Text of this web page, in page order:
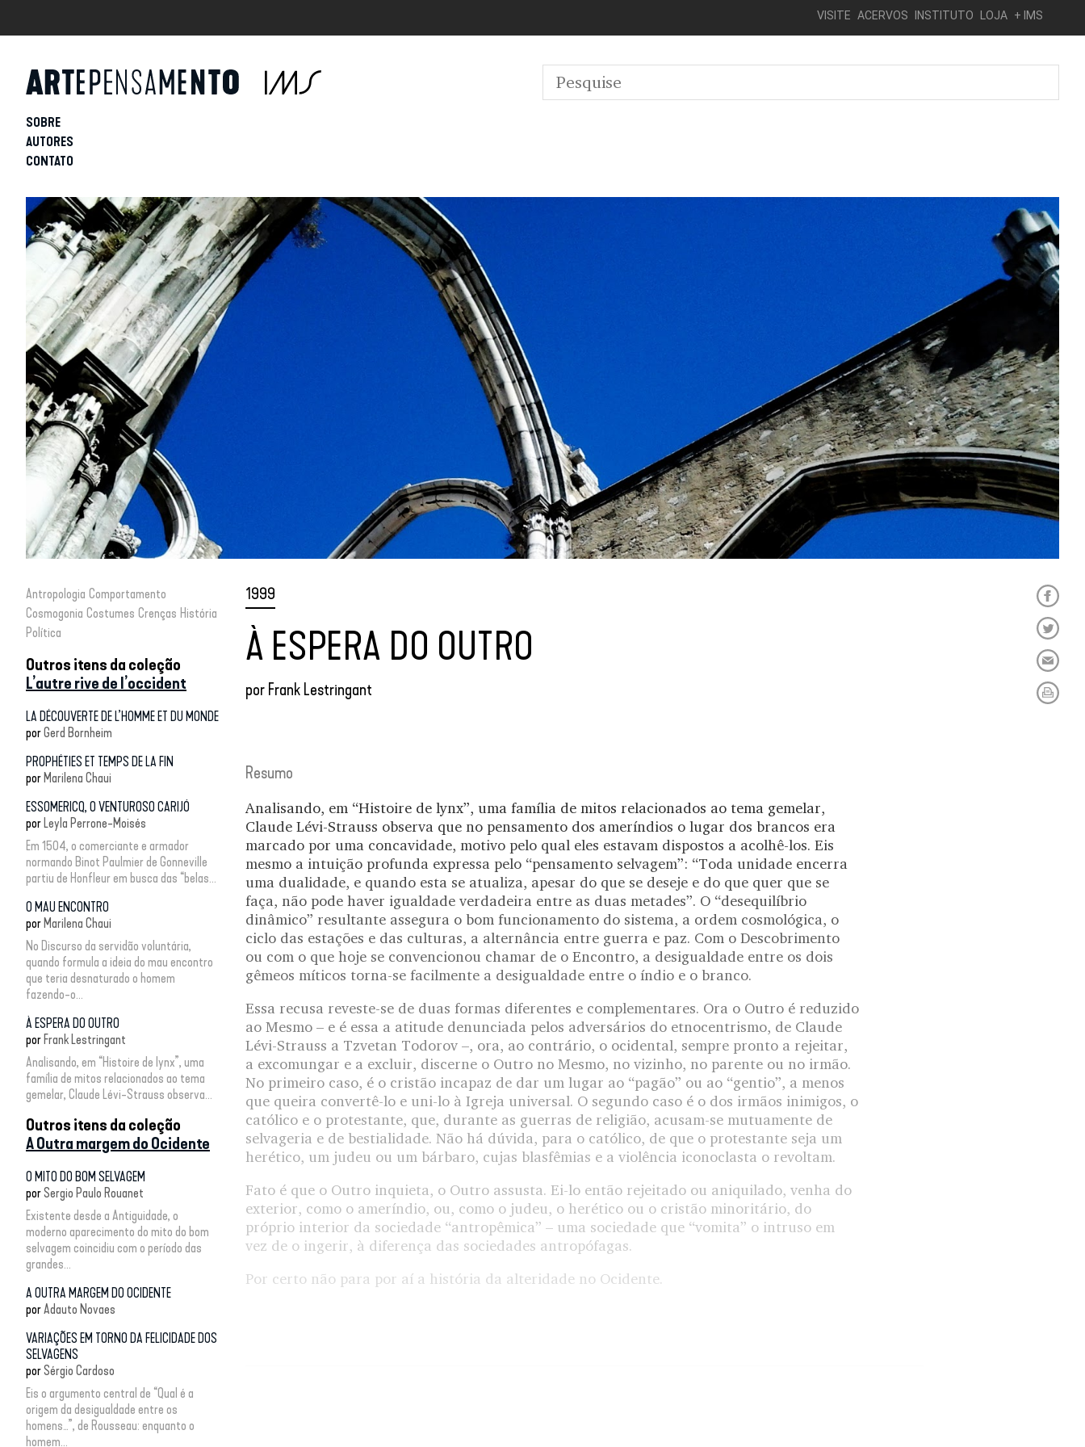
VISITE ACERVOS INSTITUTO LOJA + IMS
SOBRE
AUTORES
CONTATO
Antropologia Comportamento
Cosmogonia Costumes Crenças História
Política
Outros itens da coleção
L’autre rive de l’occident
LA DÉCOUVERTE DE L’HOMME ET DU MONDE
porGerd Bornheim
PROPHÉTIES ET TEMPS DE LA FIN
por Marilena Chaui
ESSOMERICQ, O VENTUROSO CARIJÓ
por Leyla Perrone-Moisés
Em 1504, o comerciante e armador
normando Binot Paulmier de Gonneville
partiu de Honfleur em busca das “belas...
O MAU ENCONTRO
por Marilena Chaui
No Discurso da servidão voluntária,
quando formula a ideia do mau encontro
que teria desnaturado o homem
fazendo-o...
À ESPERA DO OUTRO
por Frank Lestringant
Analisando, em “Histoire de lynx”, uma
família de mitos relacionados ao tema
gemelar, Claude Lévi-Strauss observa...
Outros itens da coleção
A Outra margem do Ocidente
O MITO DO BOM SELVAGEM
porSergio Paulo Rouanet
Existente desde a Antiguidade, o
moderno aparecimento do mito do bom
selvagem coincidiu com o período das
grandes...
A OUTRA MARGEM DO OCIDENTE
porAdauto Novaes
VARIAÇÕES EM TORNO DA FELICIDADE DOS
SELVAGENS
porSérgio Cardoso
Eis o argumento central de “Qual é a
origem da desigualdade entre os
homens…”, de Rousseau: enquanto o
homem...
1999
À ESPERA DO OUTRO
por Frank Lestringant
Resumo
Analisando, em “Histoire de lynx”, uma família de mitos relacionados ao tema gemelar,
Claude Lévi-Strauss observa que no pensamento dos ameríndios o lugar dos brancos era
marcado por uma concavidade, motivo pelo qual eles estavam dispostos a acolhê-los. Eis
mesmo a intuição profunda expressa pelo “pensamento selvagem”: “Toda unidade encerra
uma dualidade, e quando esta se atualiza, apesar do que se deseje e do que quer que se
faça, não pode haver igualdade verdadeira entre as duas metades”. O “desequilíbrio
dinâmico” resultante assegura o bom funcionamento do sistema, a ordem cosmológica, o
ciclo das estações e das culturas, a alternância entre guerra e paz. Com o Descobrimento
ou com o que hoje se convencionou chamar de o Encontro, a desigualdade entre os dois
gêmeos míticos torna-se facilmente a desigualdade entre o índio e o branco.
Essa recusa reveste-se de duas formas diferentes e complementares. Ora o Outro é reduzido
ao Mesmo – e é essa a atitude denunciada pelos adversários do etnocentrismo, de Claude
Lévi-Strauss a Tzvetan Todorov –, ora, ao contrário, o ocidental, sempre pronto a rejeitar,
a excomungar e a excluir, discerne o Outro no Mesmo, no vizinho, no parente ou no irmão.
No primeiro caso, é o cristão incapaz de dar um lugar ao “pagão” ou ao “gentio”, a menos
que queira convertê-lo e uni-lo à Igreja universal. O segundo caso é o dos irmãos inimigos, o
católico e o protestante, que, durante as guerras de religião, acusam-se mutuamente de
selvageria e de bestialidade. Não há dúvida, para o católico, de que o protestante seja um
herético, um judeu ou um bárbaro, cujas blasfêmias e a violência iconoclasta o revoltam.
Fato é que o Outro inquieta, o Outro assusta. Ei-lo então rejeitado ou aniquilado, venha do
exterior, como o ameríndio, ou, como o judeu, o herético ou o cristão minoritário, do
próprio interior da sociedade “antropêmica” – uma sociedade que “vomita” o intruso em
vez de o ingerir, à diferença das sociedades antropófagas.
Por certo não para por aí a história da alteridade no Ocidente.